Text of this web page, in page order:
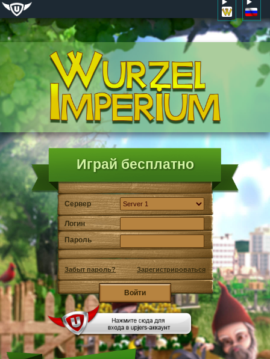
Играй бесплатно
Сервер
Логин
Пароль
Забыт пароль? Зарегистрироваться